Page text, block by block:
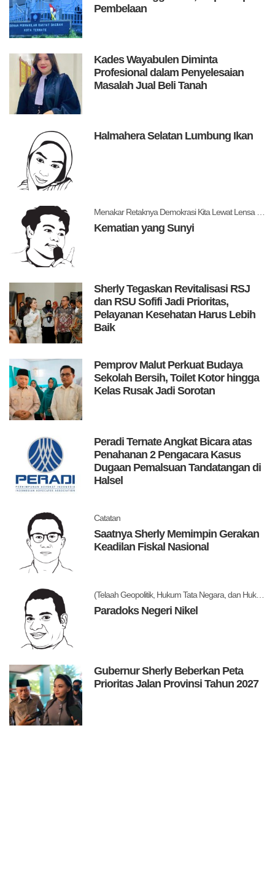
Pembelaan
Kades Wayabulen Diminta
Profesional dalam Penyelesaian
Masalah Jual Beli Tanah
Halmahera Selatan Lumbung Ikan
Menakar Retaknya Demokrasi Kita Lewat Lensa Levitsky dan Ziblatt
Kematian yang Sunyi
Sherly Tegaskan Revitalisasi RSJ
dan RSU Sofifi Jadi Prioritas,
Pelayanan Kesehatan Harus Lebih
Baik
Pemprov Malut Perkuat Budaya
Sekolah Bersih, Toilet Kotor hingga
Kelas Rusak Jadi Sorotan
Peradi Ternate Angkat Bicara atas
Penahanan 2 Pengacara Kasus
Dugaan Pemalsuan Tandatangan di
Halsel
Catatan
Saatnya Sherly Memimpin Gerakan
Keadilan Fiskal Nasional
(Telaah Geopolitik, Hukum Tata Negara, dan Hukum Administrasi Negara)
Paradoks Negeri Nikel
Gubernur Sherly Beberkan Peta
Prioritas Jalan Provinsi Tahun 2027